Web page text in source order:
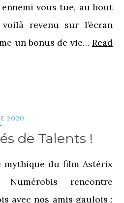
vous tue, au bout
revenu sur l’écran
un bonus de vie… Read
2020
de Talents !
mythique du film Astérix
rencontre
avec nos amis gaulois :